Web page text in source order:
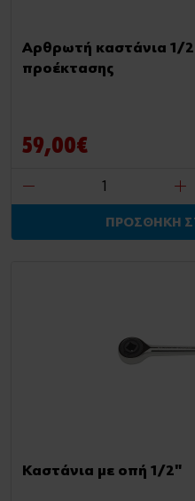
Αρθρωτή καστάνια 1/2
προέκτασης
59,00€
ΠΡΟΣΘΗΚΗ
Καστάνια με οπή 1/2"